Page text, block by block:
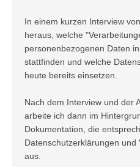
In einem kurzen Interview
heraus, welche
personenbezogenen Daten
stattfinden und welche
heute bereits einsetzen.
Nach dem Interview und der
arbeite ich dann im
Dokumentation, die
Datenschutzerklärungen und
aus.